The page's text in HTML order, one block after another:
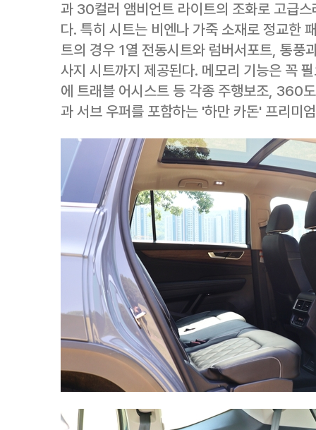
과 30컬러 앰비언트 라이트의 조화로 고급
다. 특히 시트는 비엔나 가죽 소재로 정교한
트의 경우 1열 전동시트와 럼버서포트, 통풍
사지 시트까지 제공된다. 메모리 기능은 꼭
에 트래블 어시스트 등 각종 주행보조, 360
과 서브 우퍼를 포함하는 '하만 카돈' 프리미